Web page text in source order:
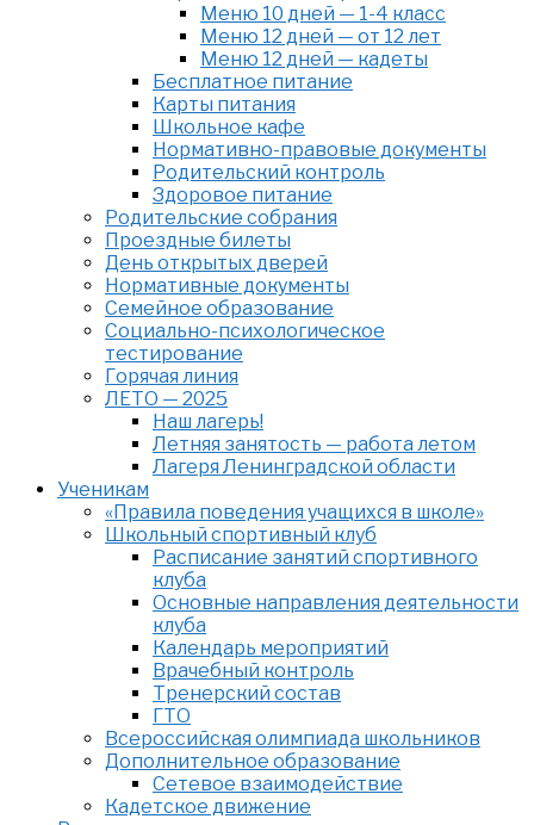
Меню 10 дней — 1-4 класс
Меню 12 дней — от 12 лет
Меню 12 дней — кадеты
Бесплатное питание
Карты питания
Школьное кафе
Нормативно-правовые документы
Родительский контроль
Здоровое питание
Родительские собрания
Проездные билеты
День открытых дверей
Нормативные документы
Семейное образование
Cоциально-психологическое
тестирование
Горячая линия
ЛЕТО — 2025
Наш лагерь!
Летняя занятость — работа летом
Лагеря Ленинградской области
Ученикам
«Правила поведения учащихся в школе»
Школьный спортивный клуб
Расписание занятий спортивного
клуба
Основные направления деятельности
клуба
Календарь мероприятий
Врачебный контроль
Тренерский состав
ГТО
Всероссийская олимпиада школьников
Дополнительное образование
Сетевое взаимодействие
Кадетское движение